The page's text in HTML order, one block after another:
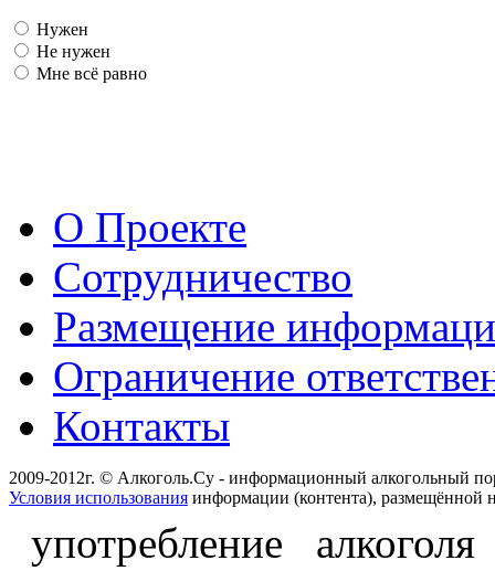
Нужен
Не нужен
Мне всё равно
О Проекте
Сотрудничество
Размещение
Ограничение
Контакты
2009-2012г. © Алкоголь.Су - информационный алкогольный
Условия использования информации (контента), размещённой
употребление